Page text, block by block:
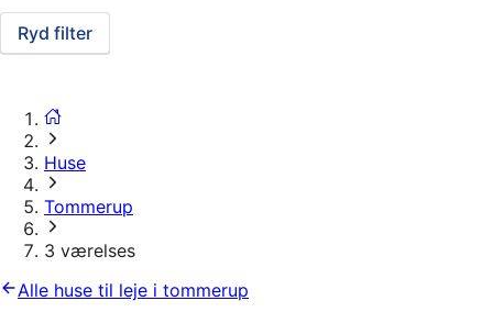
Ryd filter
Huse
Tommerup
3 værelses
Alle huse til leje i tommerup